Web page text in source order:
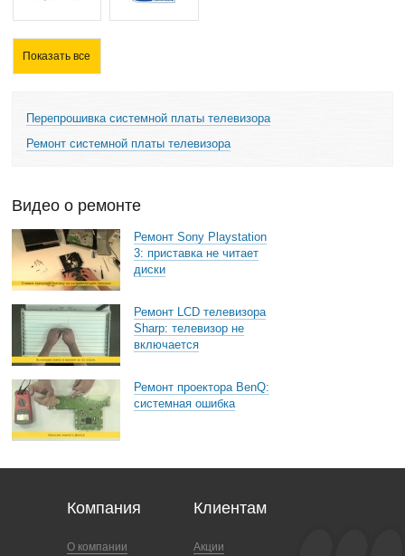
Показать все
Перепрошивка системной платы телевизора
Ремонт системной платы телевизора
Видео о ремонте
Ремонт Sony Playstation
3: приставка не читает
диски
Ремонт LCD телевизора
Sharp: телевизор не
включается
Ремонт проектора BenQ:
системная ошибка
Компания
О компании
Клиентам
Акции